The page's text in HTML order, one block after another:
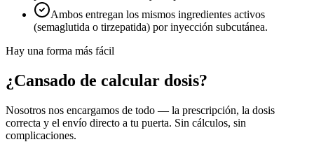
Ambos entregan los mismos ingredientes activos
(semaglutida o tirzepatida) por inyección subcutánea.
Hay una forma más fácil
¿Cansado de calcular dosis?
Nosotros nos encargamos de todo — la prescripción, la dosis
correcta y el envío directo a tu puerta. Sin cálculos, sin
complicaciones.